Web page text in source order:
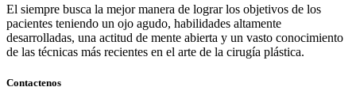
El siempre busca la mejor manera de lograr los objetivos de los
pacientes teniendo un ojo agudo, habilidades altamente
desarrolladas, una actitud de mente abierta y un vasto conocimiento
de las técnicas más recientes en el arte de la cirugía plástica.
Contactenos